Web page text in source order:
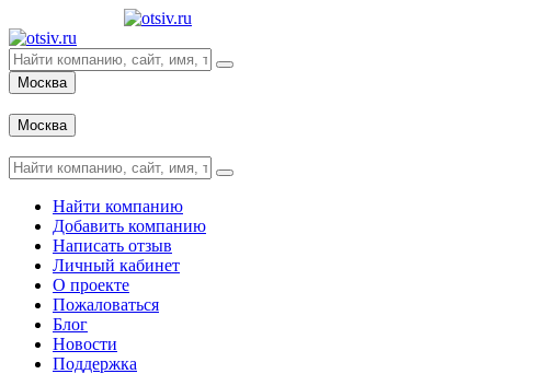
Москва
Москва
Найти компанию
Добавить компанию
Написать отзыв
Личный кабинет
О проекте
Пожаловаться
Блог
Новости
Поддержка